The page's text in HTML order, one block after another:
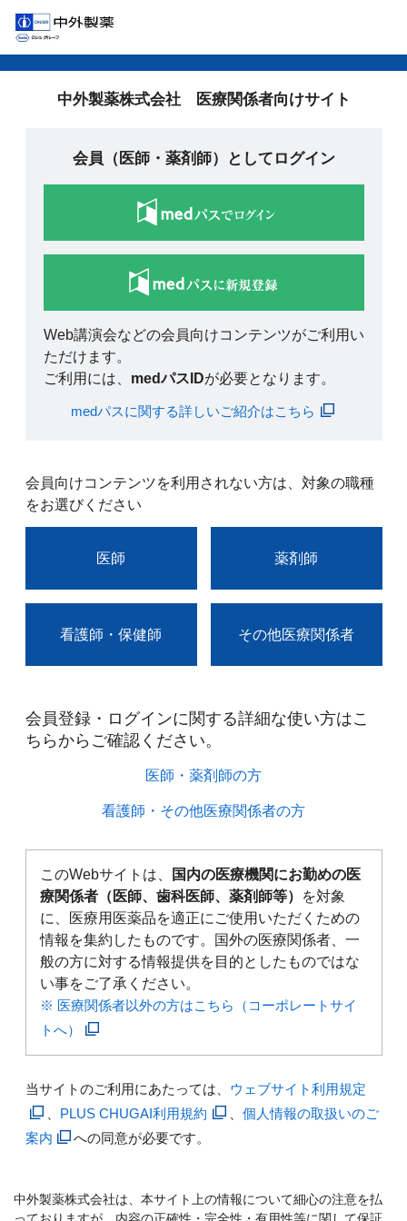
中外製薬株式会社 医療関係者向けサイト
会員（医師・薬剤師）としてログイン
Web講演会などの会員向けコンテンツがご利用い
ただけます。
ご利用には、 medパスIDが必要となります。
medパスに関する詳しいご紹介はこちら
会員向けコンテンツを利用されない方は、対象の職種
をお選びください
医師 薬剤師
看護師・保健師 その他医療関係者
会員登録・ログインに関する詳細な使い方はこ
ちらからご確認ください。​
医師・薬剤師の方​
看護師・その他医療関係者の方​
このWebサイトは、
国内の医療機関にお勤めの医
療関係者（医師、歯科医師、薬剤師等）
を対象
に、医療用医薬品を適正にご使用いただくための
情報を集約したものです。国外の医療関係者、一
般の方に対する情報提供を目的としたものではな
い事をご了承ください。
※ 医療関係者以外の方はこちら（コーポレートサイ
トへ）
当サイトのご利用にあたっては、 ウェブサイト利用規定
PLUS CHUGAI利用規約
個人情報の取扱いのご
案内
への同意が必要です。
中外製薬株式会社は、本サイト上の情報について細心の注意を払
っておりますが、内容の正確性・完全性・有用性等に関して保証